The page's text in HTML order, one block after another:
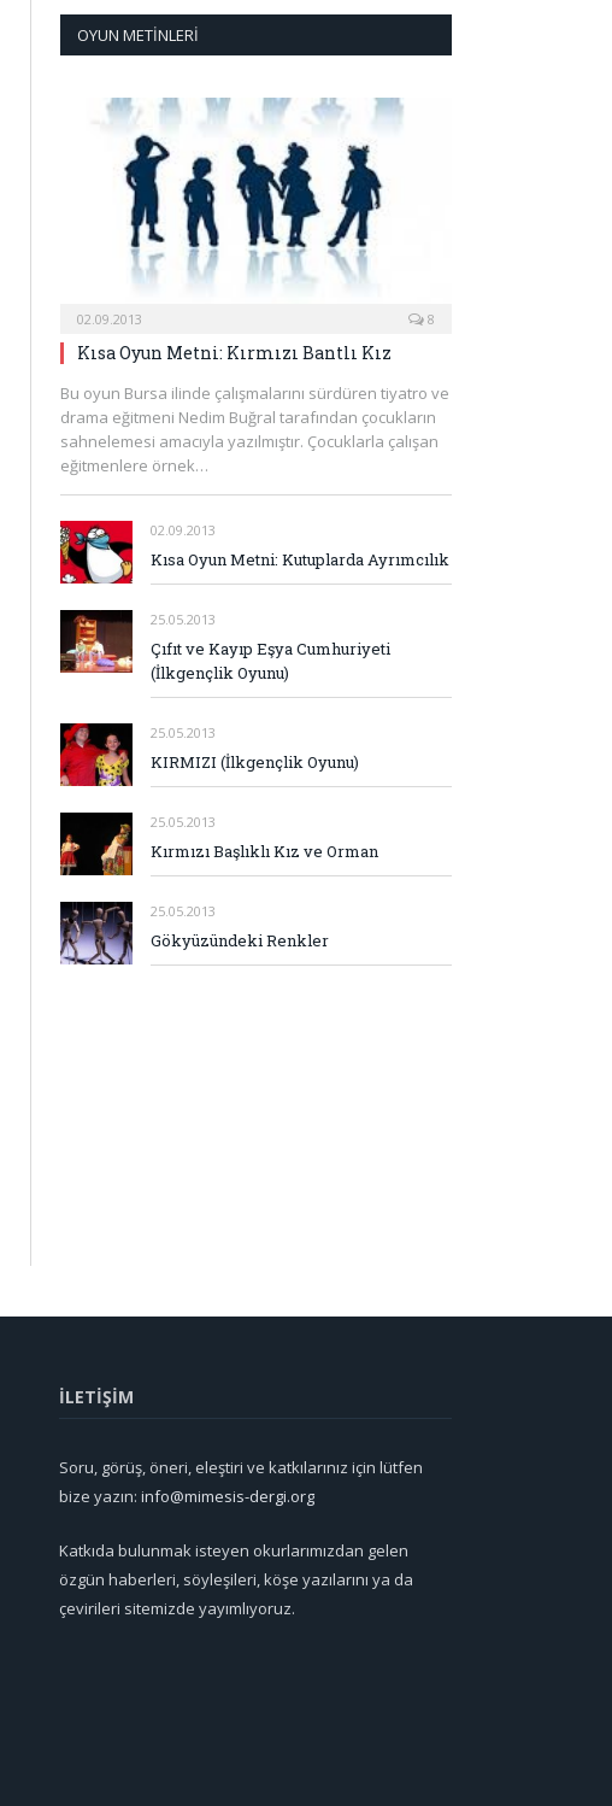
OYUN METINLERI
02.09.2013 8
Kısa Oyun Metni: Kırmızı Bantlı Kız
Bu oyun Bursa ilinde çalışmalarını sürdüren tiyatro ve
drama eğitmeni Nedim Buğral tarafından çocukların
sahnelemesi amacıyla yazılmıştır. Çocuklarla çalışan
eğitmenlere örnek…
02.09.2013
Kısa Oyun Metni: Kutuplarda Ayrımcılık
25.05.2013
Çıfıt ve Kayıp Eşya Cumhuriyeti
(İlkgençlik Oyunu)
25.05.2013
KIRMIZI (İlkgençlik Oyunu)
25.05.2013
Kırmızı Başlıklı Kız ve Orman
25.05.2013
Gökyüzündeki Renkler
İLETİŞİM
Soru, görüş, öneri, eleştiri ve katkılarınız için lütfen
bize yazın: info@mimesis-dergi.org
Katkıda bulunmak isteyen okurlarımızdan gelen
özgün haberleri, söyleşileri, köşe yazılarını ya da
çevirileri sitemizde yayımlıyoruz.